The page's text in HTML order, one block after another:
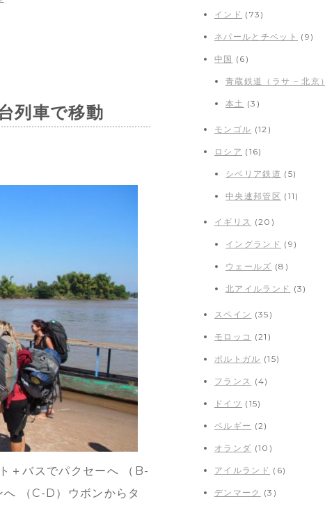
列車で移動
＋バスでパクセーへ （B-
（C-D）ウボンからタ
インド (73)
ネパールとチベット (9)
中国 (6)
青蔵鉄道（ラサ – 北京）
本土 (3)
モンゴル (12)
ロシア (16)
シベリア鉄道 (5)
中央連邦管区 (11)
イギリス (20)
イングランド (9)
ウェールズ (8)
北アイルランド (3)
スペイン (35)
モロッコ (21)
ポルトガル (15)
フランス (4)
ドイツ (15)
ベルギー (2)
オランダ (10)
アイルランド (6)
デンマーク (3)